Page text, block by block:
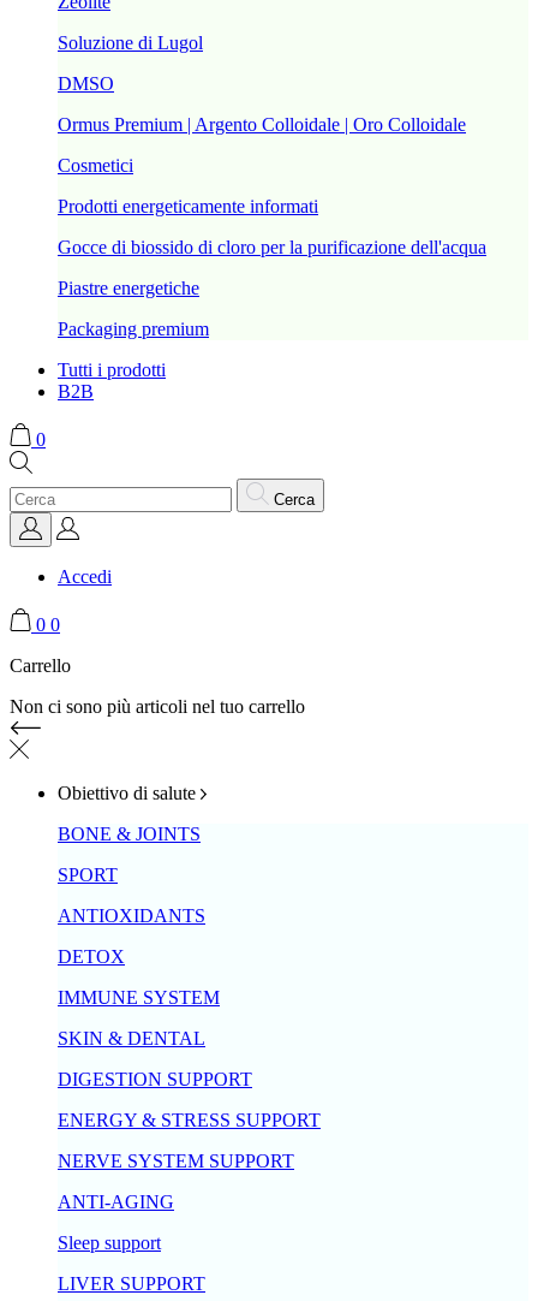
Soluzione di Lugol
DMSO
Ormus Premium | Argento Colloidale | Oro Colloidale
Cosmetici
Prodotti energeticamente informati
Gocce di biossido di cloro per la purificazione dell'acqua
Piastre energetiche
Packaging premium
Tutti i prodotti
B2B
0
Cerca
Accedi
0 0
Carrello
Non ci sono più articoli nel tuo carrello
Obiettivo di salute
BONE & JOINTS
SPORT
ANTIOXIDANTS
DETOX
IMMUNE SYSTEM
SKIN & DENTAL
DIGESTION SUPPORT
ENERGY & STRESS SUPPORT
NERVE SYSTEM SUPPORT
ANTI-AGING
Sleep support
LIVER SUPPORT